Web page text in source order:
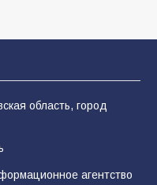
дорожные работы
в 2026 году
ответ
область, город
агентство